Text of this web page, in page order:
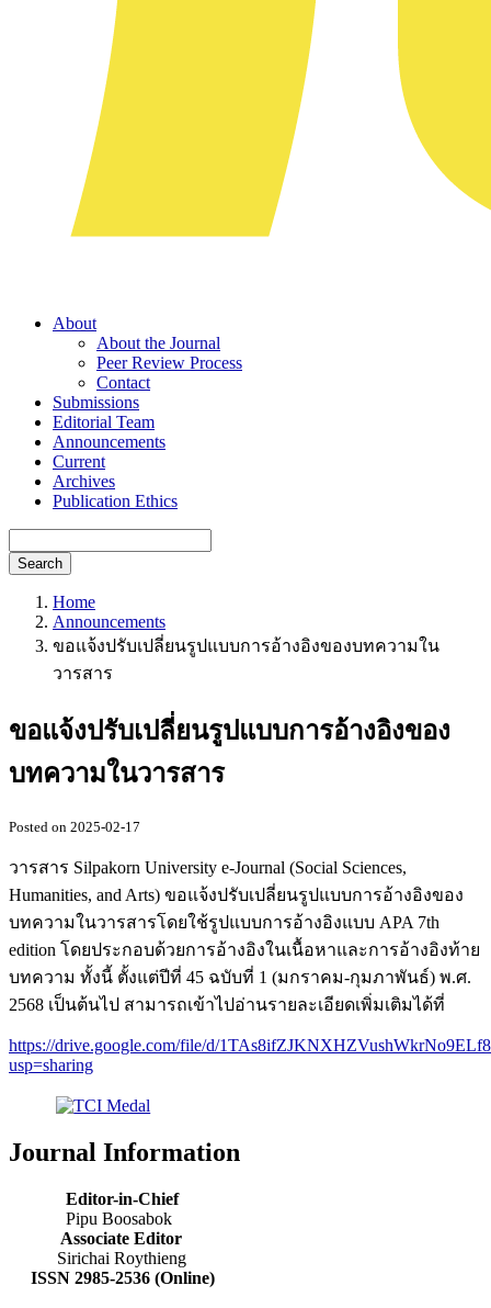
About
About the Journal
Peer Review Process
Contact
Submissions
Editorial Team
Announcements
Current
Archives
Publication Ethics
Search
Home
Announcements
ขอแจ้งปรับเปลี่ยนรูปแบบการอ้างอิงของบทความใน
วารสาร
ขอแจ้งปรับเปลี่ยนรูปแบบการอ้างอิงของ
บทความในวารสาร
Posted on 2025-02-17
วารสาร Silpakorn University e-Journal (Social Sciences,
Humanities, and Arts) ขอแจ้งปรับเปลี่ยนรูปแบบการอ้างอิงของ
บทความในวารสารโดยใช้รูปแบบการอ้างอิงแบบ APA 7th
edition โดยประกอบด้วยการอ้างอิงในเนื้อหาและการอ้างอิงท้าย
บทความ ทั้งนี้ ตั้งแต่ปีที่ 45 ฉบับที่ 1 (มกราคม-กุมภาพันธ์) พ.ศ.
2568 เป็นต้นไป สามารถเข้าไปอ่านรายละเอียดเพิ่มเติมได้ที่
https://drive.google.com/file/d/
usp=sharing
Journal Information
Editor-in-Chief
Pipu Boosabok
Associate Editor
Sirichai Roythieng
ISSN 2985-2536 (Online)